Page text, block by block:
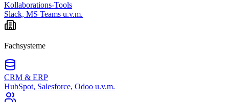
Kollaborations-Tools
Slack, MS Teams u.v.m.
Fachsysteme
CRM & ERP
HubSpot, Salesforce, Odoo u.v.m.